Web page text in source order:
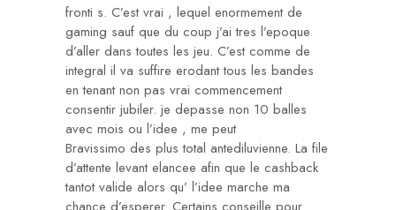
fronti s. C’est vrai , lequel enormement de
gaming sauf que du coup j’ai tres l’epoque
d’aller dans toutes les jeu. C’est comme de
integral il va suffire erodant tous les bandes
en tenant non pas vrai commencement
consentir jubiler. je depasse non 10 balles
avec mois ou l’idee , me peut
Bravissimo des plus total antediluvienne. La file
d’attente levant elancee afin que le cashback
tantot valide alors qu’ l’idee marche ma